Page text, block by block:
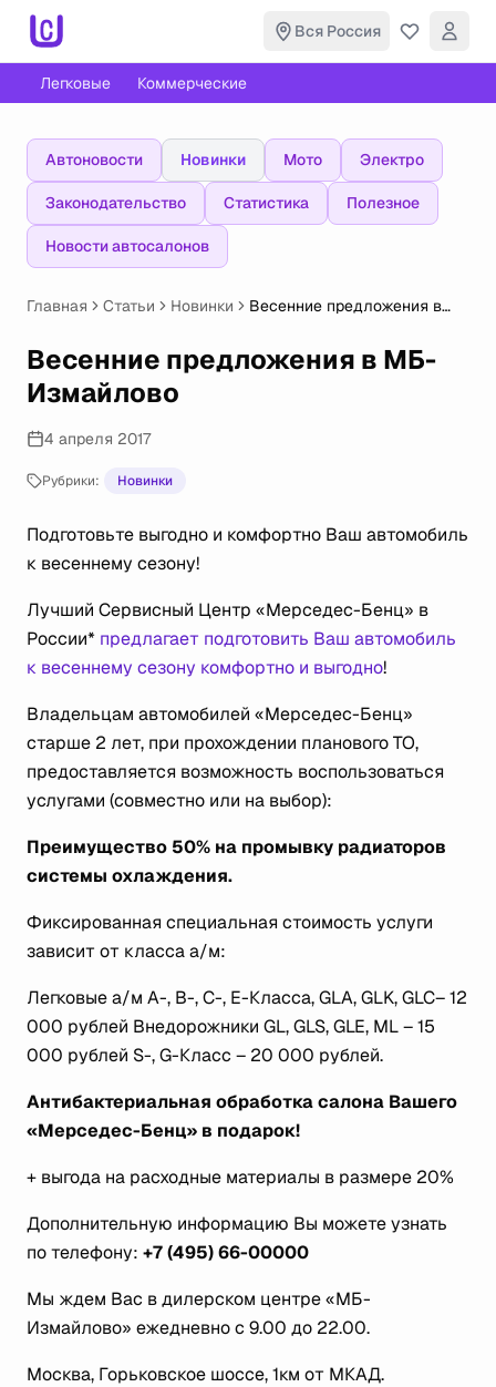
Вся Россия
Легковые Коммерческие
Автоновости Новинки Мото Электро
Законодательство Статистика Полезное
Новости автосалонов
Главная Статьи Новинки
Весенние предложения в
Весенние предложения в МБ-
Измайлово
4 апреля 2017
Рубрики: Новинки
Подготовьте выгодно и комфортно Ваш автомобиль
к весеннему сезону!
Лучший Сервисный Центр «Мерседес-Бенц» в
России* предлагает подготовить Ваш автомобиль
к весеннему сезону комфортно и выгодно!
Владельцам автомобилей «Мерседес-Бенц»
старше 2 лет, при прохождении планового ТО,
предоставляется возможность воспользоваться
услугами (совместно или на выбор):
Преимущество 50% на промывку радиаторов
системы охлаждения.
Фиксированная специальная стоимость услуги
зависит от класса а/м:
Легковые а/м А-, В-, С-, Е-Класса, GLA, GLK, GLC– 12
000 рублей Внедорожники GL, GLS, GLE, ML – 15
000 рублей S-, G-Класс – 20 000 рублей.
Антибактериальная обработка салона Вашего
«Мерседес-Бенц» в подарок!
+ выгода на расходные материалы в размере 20%
Дополнительную информацию Вы можете узнать
по телефону: +7(495) 66-00000
Мы ждем Вас в дилерском центре «МБ-
Измайлово» ежедневно с 9.00 до 22.00.
Москва, Горьковское шоссе, 1км от МКАД.